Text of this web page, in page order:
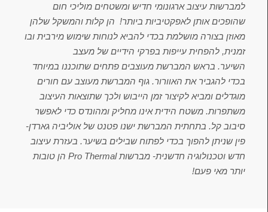
למברשות עיצוב ארגונומי חדיש ומשטחים מוליכי חום
שהופכים אותן לאפקטיביות ביותר! הן קלות והמשקל שלהן
מאוזן בצורה מושלמת בכדי להביא לנוחות שימוש מירבית ובו
זמנית, להפחית עייפות בפרקי הידיים של מעצב
השיער. בראש המברשת מעוצבים פתחים שתוכננו במיוחד
בכדי להגביר את האוורור. גוף המברשת מעוצב עם חורים
מוגדלים ומביא לקיצור זמן הייבוש ולכך שתוצאות העיצוב
משתפרות. משטח הידית אינו מחליק ומהונדס כדי לאפשר
סיבוב קל. בתחתית המברשת ישנו פטנט של אוליביה גארדן-
פין שניתן להפוך בכדי לפתוח שבילים בשיער. בעזרת עיצוב
חדש וטכנולוגיה חדשנית- מברשות Pro Thermal הן טובות
יותר מאי פעם!